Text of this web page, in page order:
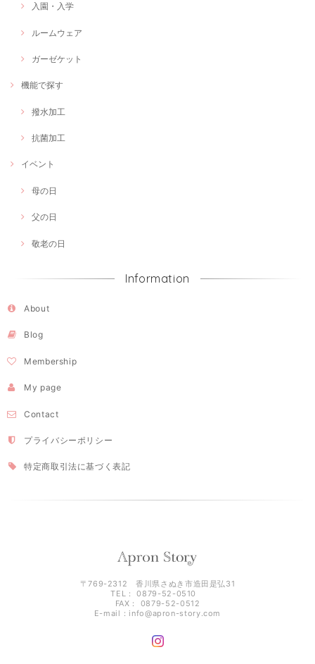
入園・入学
ルームウェア
ガーゼケット
機能で探す
撥水加工
抗菌加工
イベント
母の日
父の日
敬老の日
Information
About
Blog
Membership
My page
Contact
プライバシーポリシー
特定商取引法に基づく表記
〒769-2312 香川県さぬき市造田是弘31
TEL： 0879-52-0510
FAX： 0879-52-0512
E-mail： info@apron-story.com